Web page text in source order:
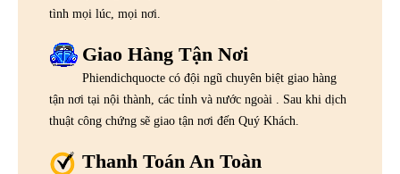
tình mọi lúc, mọi nơi.
Giao Hàng Tận Nơi
Phiendichquocte có đội ngũ chuyên biệt giao hàng
tận nơi tại nội thành, các tỉnh và nước ngoài . Sau khi dịch
thuật công chứng sẽ giao tận nơi đến Quý Khách.
Thanh Toán An Toàn